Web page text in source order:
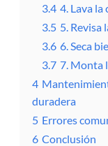
3.4 4. Lava la
3.5 5. Revisa
3.6 6. Seca
3.7 7. Monta
4
duradera
5 Errores
6 Conclusión